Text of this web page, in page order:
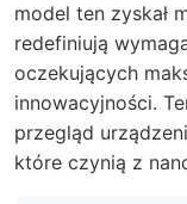
model ten zyskał
redefiniują
oczekujących
innowacyjności.
przegląd
które czynią z